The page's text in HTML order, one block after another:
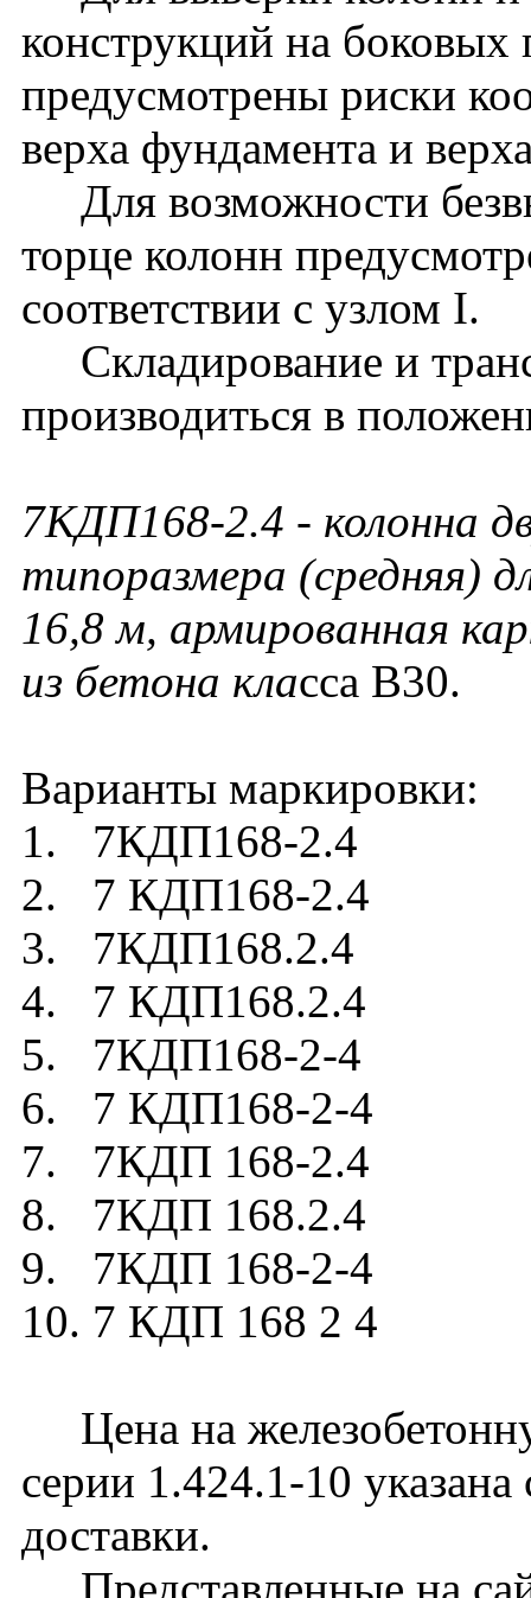
конструкций на боковых
предусмотрены риски
верха фундамента и
Для возможности
торце колонн
соответствии с узлом I.
Складирование и
производиться в
7КДП168-2.4 - колонна
типоразмера (средняя)
16,8 м, армированная
из бетона класса В30.
Варианты маркировки:
1. 7КДП168-2.4
2. 7 КДП168-2.4
3. 7КДП168.2.4
4. 7 КДП168.2.4
5. 7КДП168-2-4
6. 7 КДП168-2-4
7. 7КДП 168-2.4
8. 7КДП 168.2.4
9. 7КДП 168-2-4
10. 7 КДП 168 2 4
Цена на
серии 1.424.1-10
доставки.